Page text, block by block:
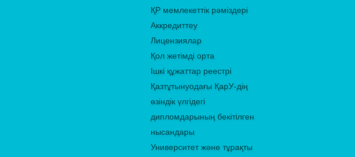
ҚР мемлекеттік рәміздері
Аккредиттеу
Лицензиялар
Қол жетімді орта
Ішкі құжаттар реестрі
Қазтұтынуодағы ҚарУ-дің
өзіндік үлгідегі
дипломдарының бекітілген
нысандары
Университет және тұрақты